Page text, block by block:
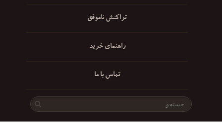
تراکنش ناموفق
راهنمای خرید
تماس با ما